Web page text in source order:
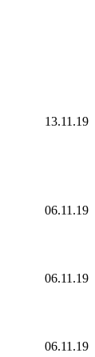
13.11.19
06.11.19
06.11.19
06.11.19